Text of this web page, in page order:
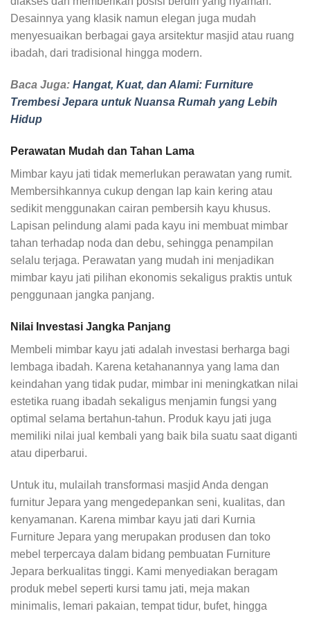
Desainnya yang klasik namun elegan juga mudah
menyesuaikan berbagai gaya arsitektur masjid atau ruang
ibadah, dari tradisional hingga modern.
Baca Juga: Hangat, Kuat, dan Alami: Furniture
Trembesi Jepara untuk Nuansa Rumah yang Lebih
Hidup
Perawatan Mudah dan Tahan Lama
Mimbar kayu jati tidak memerlukan perawatan yang rumit.
Membersihkannya cukup dengan lap kain kering atau
sedikit menggunakan cairan pembersih kayu khusus.
Lapisan pelindung alami pada kayu ini membuat mimbar
tahan terhadap noda dan debu, sehingga penampilan
selalu terjaga. Perawatan yang mudah ini menjadikan
mimbar kayu jati pilihan ekonomis sekaligus praktis untuk
penggunaan jangka panjang.
Nilai Investasi Jangka Panjang
Membeli mimbar kayu jati adalah investasi berharga bagi
lembaga ibadah. Karena ketahanannya yang lama dan
keindahan yang tidak pudar, mimbar ini meningkatkan nilai
estetika ruang ibadah sekaligus menjamin fungsi yang
optimal selama bertahun-tahun. Produk kayu jati juga
memiliki nilai jual kembali yang baik bila suatu saat diganti
atau diperbarui.
Untuk itu, mulailah transformasi masjid Anda dengan
furnitur Jepara yang mengedepankan seni, kualitas, dan
kenyamanan. Karena mimbar kayu jati dari Kurnia
Furniture Jepara yang merupakan produsen dan toko
mebel terpercaya dalam bidang pembuatan Furniture
Jepara berkualitas tinggi. Kami menyediakan beragam
produk mebel seperti kursi tamu jati, meja makan
minimalis, lemari pakaian, tempat tidur, bufet, hingga